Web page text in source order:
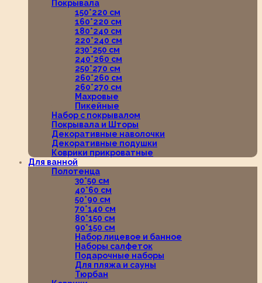
Покрывала
150*220 см
160*220 см
180*240 см
220*240 см
230*250 см
240*260 см
250*270 см
260*260 см
260*270 см
Махровые
Пикейные
Набор с покрывалом
Покрывала и Шторы
Декоративные наволочки
Декоративные подушки
Коврики прикроватные
Для ванной
Полотенца
30*50 см
40*60 см
50*90 см
70*140 см
80*150 см
90*150 см
Набор лицевое и банное
Наборы салфеток
Подарочные наборы
Для пляжа и сауны
Тюрбан